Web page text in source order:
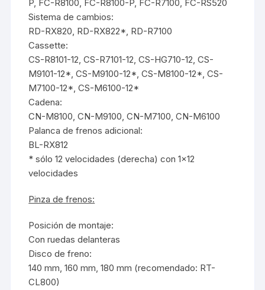
P, FC-R8100, FC-R8100-P, FC-R7100, FC-RS520
Sistema de cambios:
RD-RX820, RD-RX822*, RD-R7100
Cassette:
CS-R8101-12, CS-R7101-12, CS-HG710-12, CS-
M9101-12*, CS-M9100-12*, CS-M8100-12*, CS-
M7100-12*, CS-M6100-12*
Cadena:
CN-M8100, CN-M9100, CN-M7100, CN-M6100
Palanca de frenos adicional:
BL-RX812
* sólo 12 velocidades (derecha) con 1×12
velocidades
Pinza de frenos:
Posición de montaje:
Con ruedas delanteras
Disco de freno:
140 mm, 160 mm, 180 mm (recomendado: RT-
CL800)